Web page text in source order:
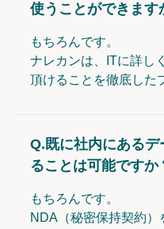
使うことができます
もちろんです。
ナレカンは、ITに詳し
頂けることを徹底した
Q.既に社内にある
ることは可能ですか
もちろんです。
NDA（秘密保持契約）